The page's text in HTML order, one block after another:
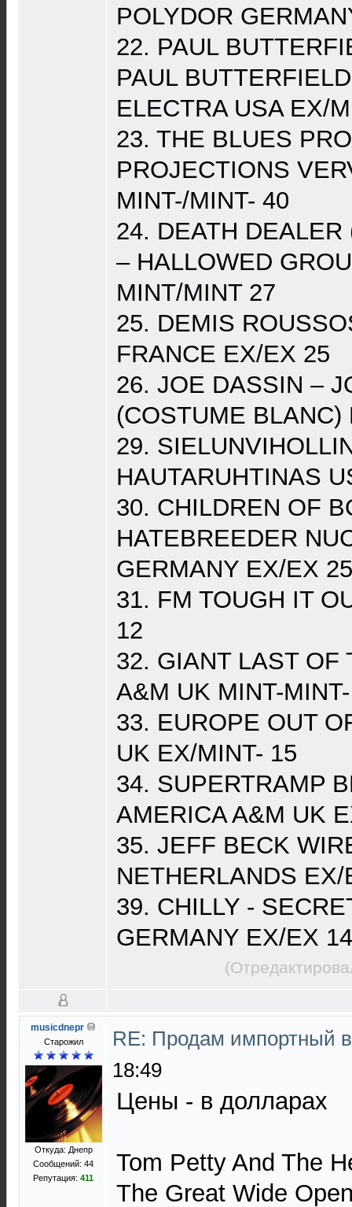
POLYDOR
22. PAUL
PAUL
ELECTRA USA EX/
23. THE BLUES
PROJECTIONS
MINT-/MINT- 40
24. DEATH
– HALLOWED
MINT/MINT 27
25. DEMIS
FRANCE EX/EX 25
26. JOE DASSIN –
(COSTUME
29.
HAUTARUHTINAS
30. CHILDREN OF
HATEBREEDER
GERMANY EX/EX 25
31. FM TOUGH IT
12
32. GIANT LAST OF
A&M UK MINT-
33. EUROPE OUT
UK EX/MINT- 15
34. SUPERTRAMP
AMERICA A&M UK
35. JEFF BECK
NETHERLANDS EX/
39. CHILLY -
GERMANY EX/EX
musicdnepr
Старожил
Откуда: Днепр
Сообщений: 44
Репутация: 411
RE: Продам импортный
18:49
Цены - в долларах
Tom Petty And The
The Great Wide